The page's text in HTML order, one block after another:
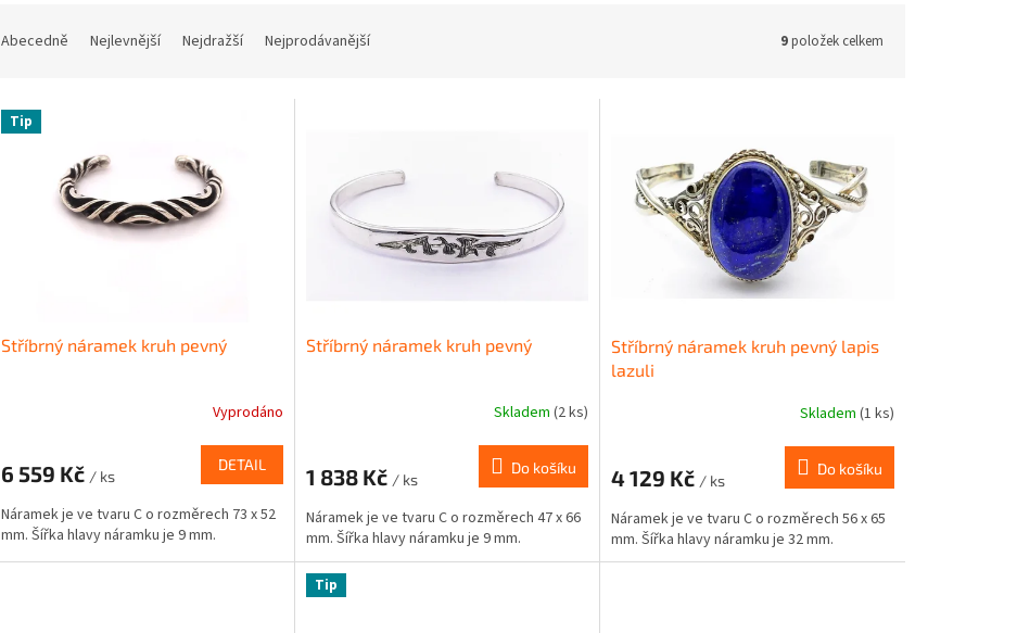
n
Abecedně Nejlevnější Nejdražší Nejprodávanější 9položek celkem
V Tip
Stříbrný náramek kruh pevný
Vyprodáno
6 559 Kč / ks
DETAIL
Náramek je ve tvaru C o rozměrech 73 x 52
mm. Šířka hlavy náramku je 9 mm.
Stříbrný náramek kruh pevný
Skladem (2 ks)
1 838 Kč / ks
Do košíku
Náramek je ve tvaru C o rozměrech 47 x 66
mm. Šířka hlavy náramku je 9 mm.
Stříbrný náramek kruh pevný lapis
lazuli
Skladem (1 ks)
4 129 Kč / ks
Do košíku
Náramek je ve tvaru C o rozměrech 56 x 65
mm. Šířka hlavy náramku je 32 mm.
Tip